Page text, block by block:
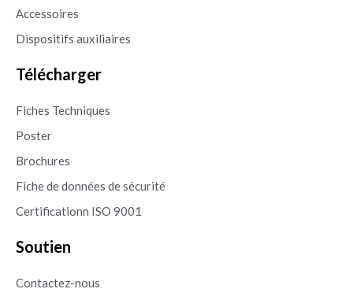
Accessoires
Dispositifs auxiliaires
Télécharger
Fiches Techniques
Poster
Brochures
Fiche de données de sécurité
Certificationn ISO 9001
Soutien
Contactez-nous